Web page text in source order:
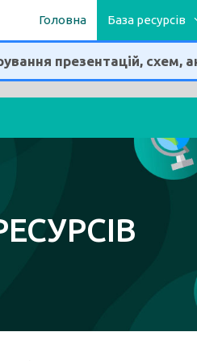
Головна База ресурсів
презентацій, схем,